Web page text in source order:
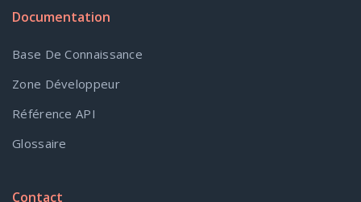
Documentation
Base De Connaissance
Zone Développeur
Référence API
Glossaire
Contact